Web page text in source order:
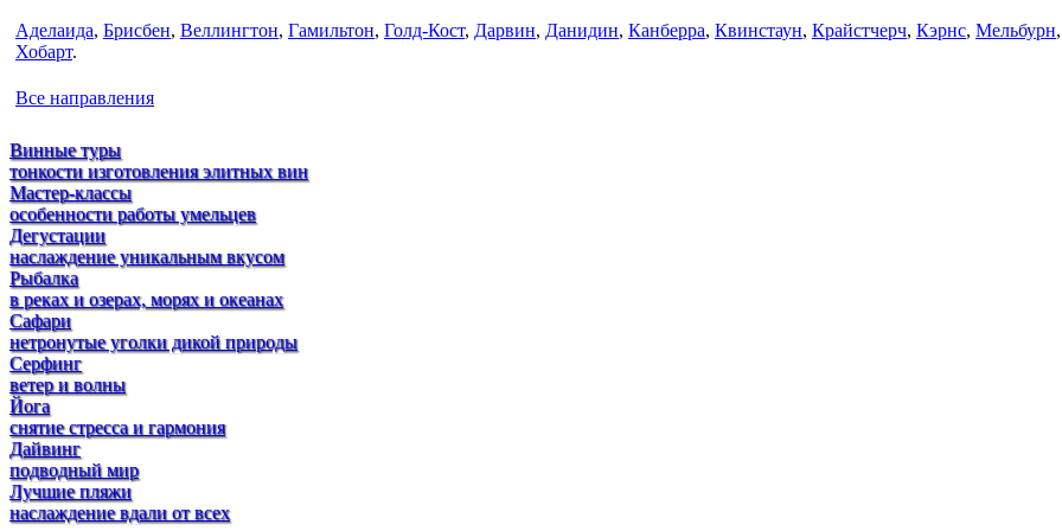
Аделаида, Брисбен, Веллингтон, Гамильтон, Голд-Кост, Дарвин, Данидин, Канберра, Квинстаун, Крайстчерч, Кэрнс, Мельбурн,
Хобарт.
Все направления
Винные туры
тонкости изготовления элитных вин
Мастер-классы
особенности работы умельцев
Дегустации
наслаждение уникальным вкусом
Рыбалка
в реках и озерах, морях и океанах
Сафари
нетронутые уголки дикой природы
Серфинг
ветер и волны
Йога
снятие стресса и гармония
Дайвинг
подводный мир
Лучшие пляжи
наслаждение вдали от всех